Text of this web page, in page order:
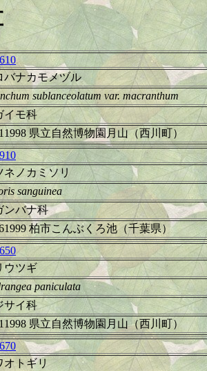
バナカモメヅル
sublanceolatum var. macranthum
イモ科
県立自然博物園月山（西川町）
ネノカミソリ
sanguinea
ンバナ科
柏市こんぶくろ池（千葉県）
ウツギ
paniculata
サイ科
県立自然博物園月山（西川町）
オトギリ